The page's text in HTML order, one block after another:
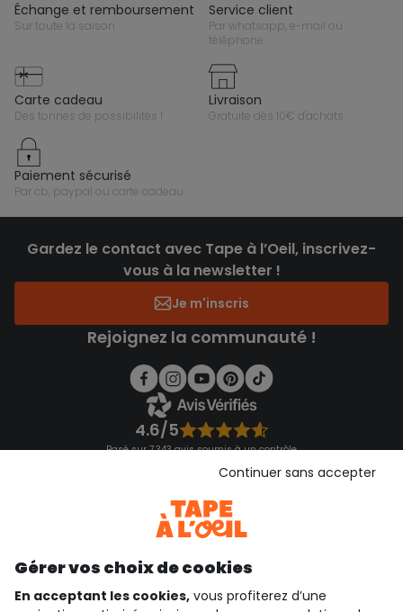
échange et remboursement
sur toute la saison
service client
par whatsapp, e-mail ou
téléphone
carte cadeau
des tonnes de possibilités !
livraison
gratuite dès 10€ d'achats
paiement sécurisé
par cb, paypal ou carte cadeau
Gardez le contact avec Tape à l’Oeil, inscrivez-
vous à la newsletter !
Je m'inscris
Rejoignez la communauté !
4.6/5
Basé sur 7 343 avis soumis à un contrôle
Consulter les CGU
Gérer vos choix de cookies
En acceptant les cookies, vous profiterez d’une
Continuer sans accepter